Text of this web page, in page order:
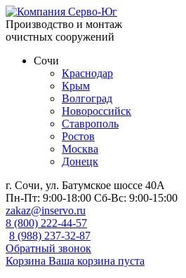
Производство и монтаж
очистных сооружений
Сочи
Краснодар
Крым
Волгоград
Новороссийск
Ставрополь
Ростов
Москва
Донецк
г. Сочи, ул. Батумское шоссе 40А
Пн-Пт: 9:00-18:00 Сб-Вс: 9:00-15:00
zakaz@inservo.ru
8 (800) 222-44-57
8 (988) 237-32-87
Обратный звонок
Корзина Ваша корзина пуста